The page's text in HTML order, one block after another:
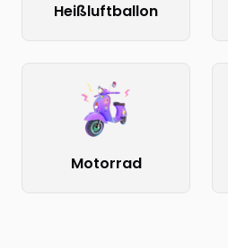
Heißluftballon
Motorrad